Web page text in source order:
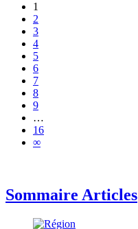
1
2
3
4
5
6
7
8
9
…
16
∞
Sommaire Articles